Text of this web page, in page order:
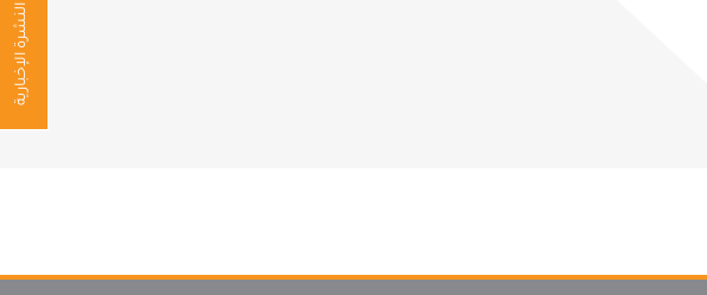
النشرة الإخبارية